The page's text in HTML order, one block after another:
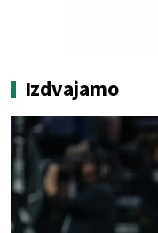
Izdvajamo